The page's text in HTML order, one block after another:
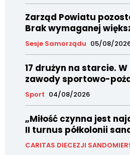
Zarząd Powiatu
Brak wymaganej
Sesje Samorządu 05/08/
17 drużyn na starcie.
zawody sportowo-
Sport 04/08/2026
„Miłość czynna jest
II turnus półkolonii
CARITAS DIECEZJI